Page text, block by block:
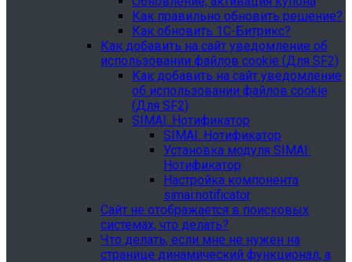
Как правильно обновить решение?
Как обновить 1С-Битрикс?
Как добавить на сайт уведомление об
использовании файлов cookie (Для SF2)
Как добавить на сайт уведомление
об использовании файлов cookie
(Для SF2)
SIMAI: Нотификатор
SIMAI: Нотификатор
Установка модуля SIMAI:
Нотификатор
Настройка компонента
simai:notificator
Сайт не отображается в поисковых
системах, что делать?
Что делать, если мне не нужен на
странице динамический функционал, а